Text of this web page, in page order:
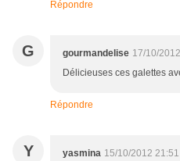
Répondre
G gourmandelise 17/10/
Délicieuses ces galettes
Répondre
Y yasmina 15/10/2012 21:51